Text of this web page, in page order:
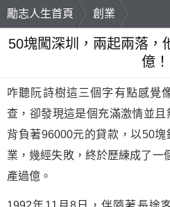
勵志人生首頁
創業
50塊闖深圳，兩起兩落，
億！
咋聽阮詩樹這三個字有點感覺
查，卻發現這是個充滿激情並
背負著96000元的貸款，以50
業 ，幾經失敗，終於歷練成了
產過億。